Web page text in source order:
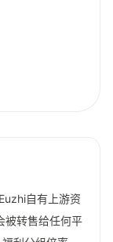
自有上游资
被转售给任何平